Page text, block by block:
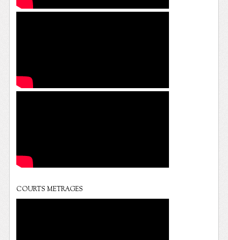
COURTS METRAGES